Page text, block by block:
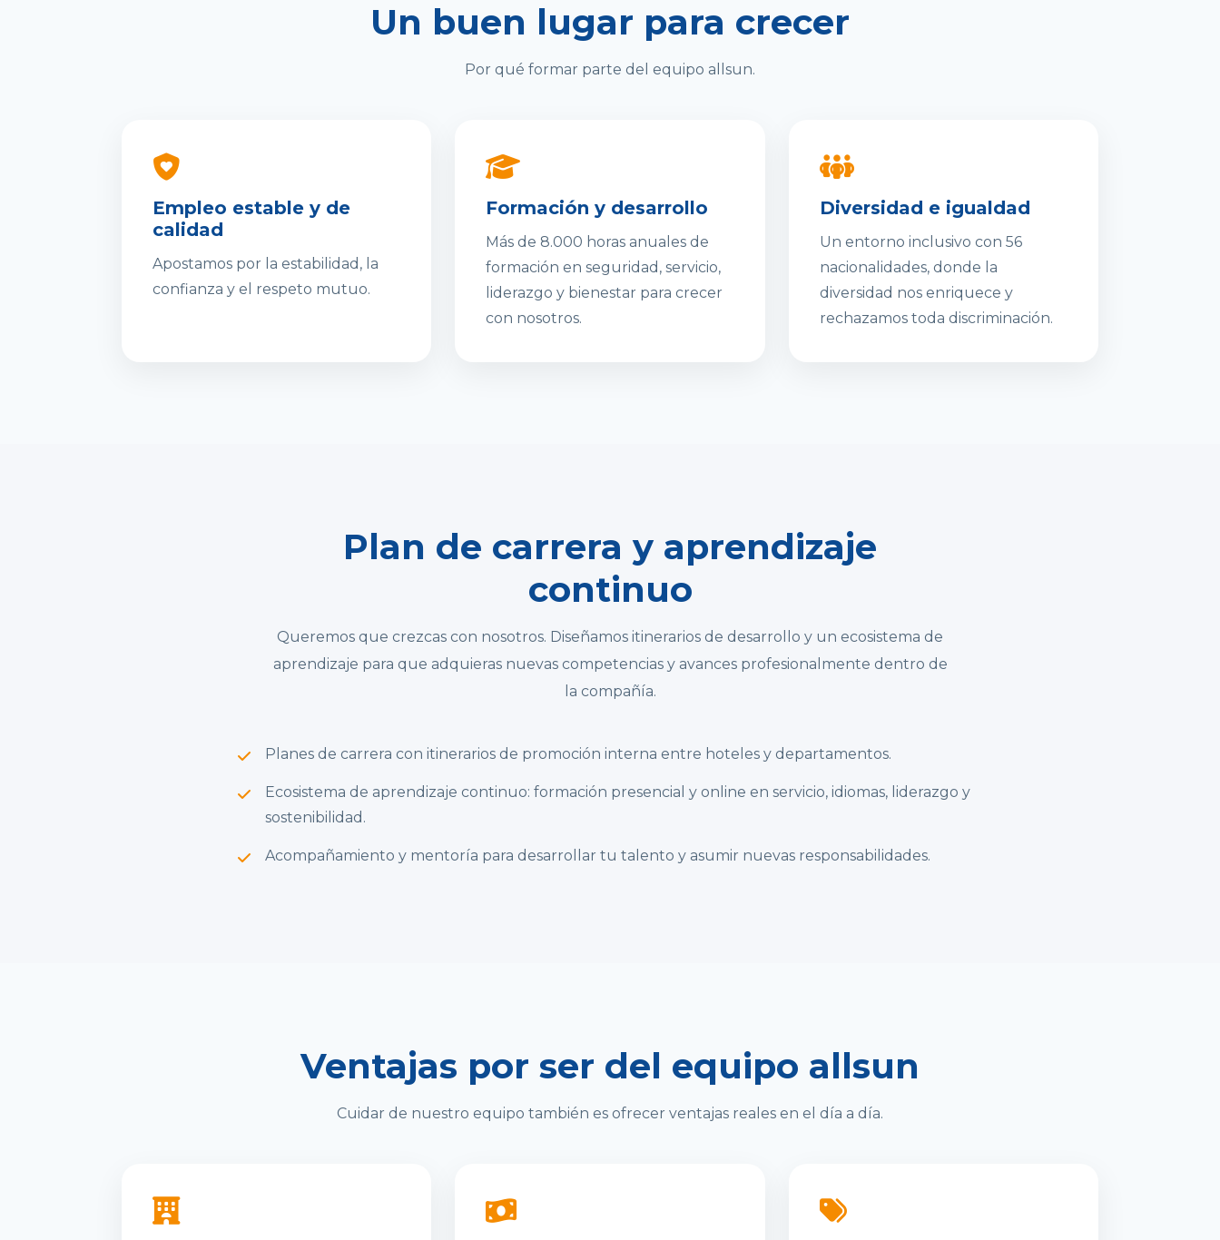
Un buen lugar para crecer
Por qué formar parte del equipo allsun.
Empleo estable y de
calidad
Apostamos por la estabilidad, la
confianza y el respeto mutuo.
Formación y desarrollo
Más de 8.000 horas anuales de
formación en seguridad, servicio,
liderazgo y bienestar para crecer
con nosotros.
Diversidad e igualdad
Un entorno inclusivo con 56
nacionalidades, donde la
diversidad nos enriquece y
rechazamos toda discriminación.
Plan de carrera y aprendizaje
continuo
Queremos que crezcas con nosotros. Diseñamos itinerarios de desarrollo y un ecosistema de
aprendizaje para que adquieras nuevas competencias y avances profesionalmente dentro de
la compañía.
Planes de carrera con itinerarios de promoción interna entre hoteles y departamentos.
Ecosistema de aprendizaje continuo: formación presencial y online en servicio, idiomas, liderazgo y
sostenibilidad.
Acompañamiento y mentoría para desarrollar tu talento y asumir nuevas responsabilidades.
Ventajas por ser del equipo allsun
Cuidar de nuestro equipo también es ofrecer ventajas reales en el día a día.